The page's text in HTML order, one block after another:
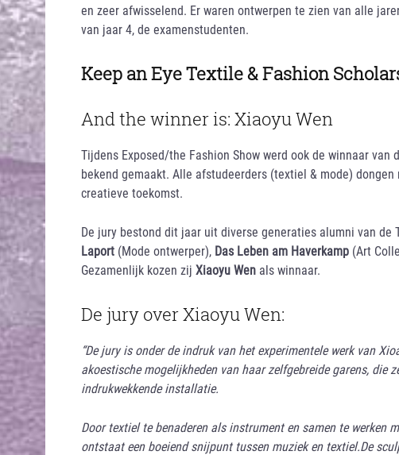
en zeer afwisselend. Er waren ontwerpen te zien van alle
van jaar 4, de examenstudenten.
Keep an Eye Textile & Fashion
And the winner is: Xiaoyu Wen
Tijdens Exposed/the Fashion Show werd ook de winnaar van
bekend gemaakt. Alle afstudeerders (textiel & mode)
creatieve toekomst.
De jury bestond dit jaar uit diverse generaties alumni van de
Laport (Mode ontwerper), Das Leben am Haverkamp (Art
Gezamenlijk kozen zij Xiaoyu Wen als winnaar.
De jury over Xiaoyu Wen:
“De jury is onder de indruk van het experimentele werk van
akoestische mogelijkheden van haar zelfgebreide garens, die
indrukwekkende installatie.
Door textiel te benaderen als instrument en samen te werken
ontstaat een boeiend snijpunt tussen muziek en textiel.De